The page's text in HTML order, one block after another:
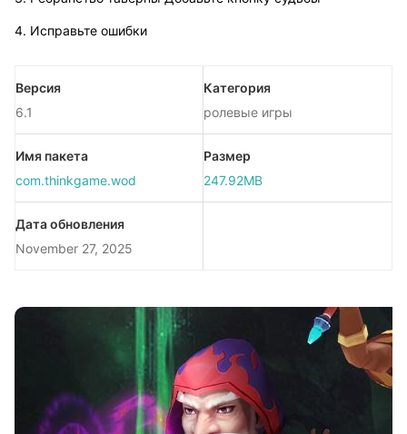
4. Исправьте ошибки
Версия
6.1
Категория
ролевые игры
Имя пакета
com.thinkgame.wod
Размер
247.92MB
Дата обновления
November 27, 2025